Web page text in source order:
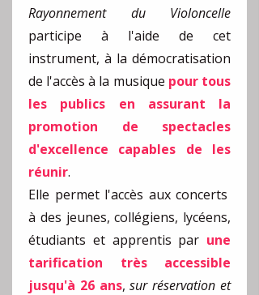
Rayonnement du Violoncelle
participe à l'aide de cet
instrument, à la démocratisation
de l'accès à la musique pour tous
les publics en assurant la
promotion de spectacles
d'excellence capables de les
réunir.
Elle permet l'accès aux concerts
à des jeunes, collégiens, lycéens,
étudiants et apprentis par une
tarification très accessible
jusqu'à 26 ans,sur réservation et